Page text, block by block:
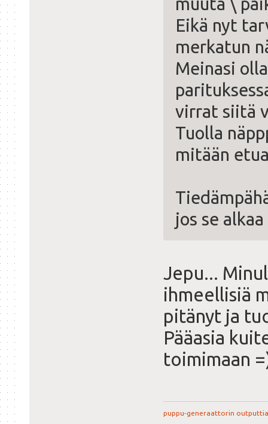
Eikä nyt
merkatun
Meinasi
virrat siitä
Tuolla
mitään
jos se
Jepu...
ihmeellisiä
pitänyt ja
Pääasia
toimimaan
puppu-generaattorin outputtia